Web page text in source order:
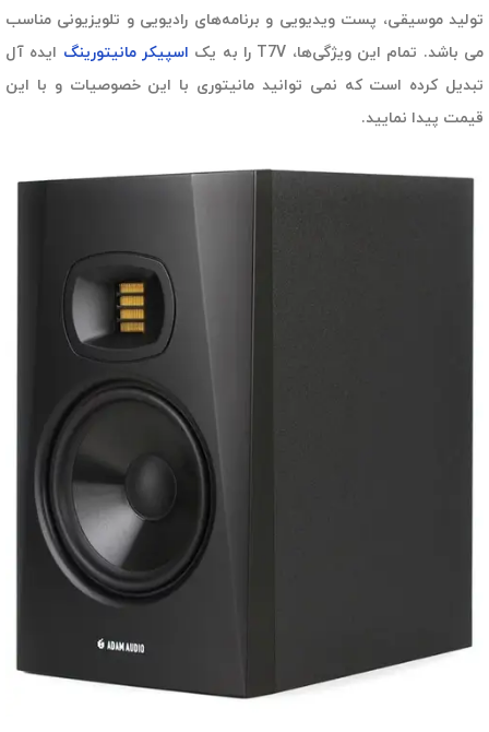
تولید موسیقی، پست ویدیویی و برنامه‌های رادیویی و تلویزیونی مناسب
می باشد. تمام این ویژگی‌ها، T7V را به یک
اسپیکر مانیتورینگ ایده آل
تبدیل کرده است که نمی توانید مانیتوری با این خصوصیات و با این
قیمت پیدا نمایید.